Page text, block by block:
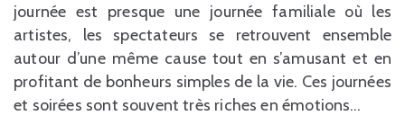
journée est presque une journée familiale où les
artistes, les spectateurs se retrouvent ensemble
autour d’une même cause tout en s’amusant et en
profitant de bonheurs simples de la vie. Ces journées
et soirées sont souvent très riches en émotions…